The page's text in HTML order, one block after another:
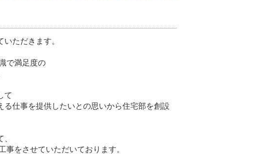
ただきます。
で満足度の
て
仕事を提供したいとの思いから住宅部を創設
をさせていただいております。